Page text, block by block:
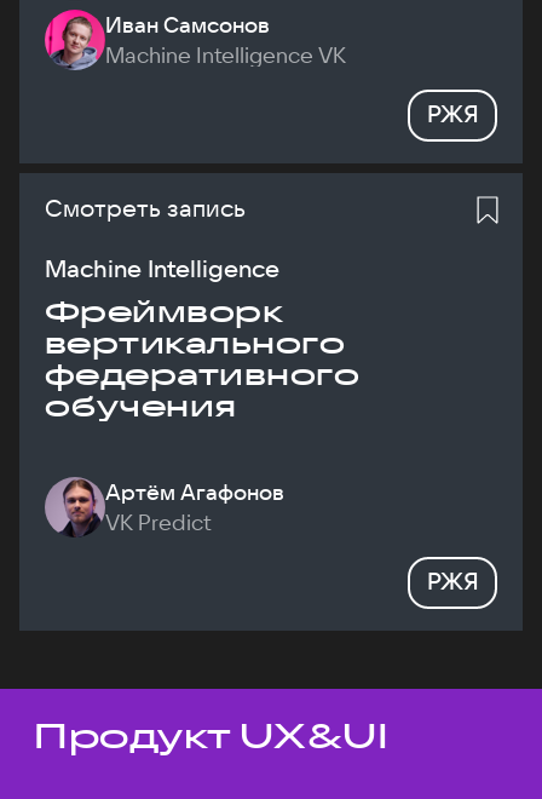
Иван Самсонов
Machine Intelligence VK
РЖЯ
Смотреть запись
Machine Intelligence
Фреймворк
вертикального
федеративного
обучения
Артём Агафонов
VK Predict
РЖЯ
Темы докладов
Продукт UX&UI